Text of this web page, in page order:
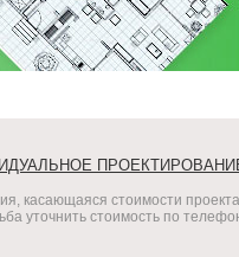
касающаяся стоимости
уточнить стоимость по